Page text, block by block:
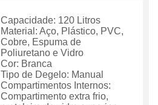
Capacidade: 120 Litros
Material: Aço, Plástico, PVC,
Cobre, Espuma de
Poliuretano e Vidro
Cor: Branca
Tipo de Degelo: Manual
Compartimentos Internos:
Compartimento extra frio,